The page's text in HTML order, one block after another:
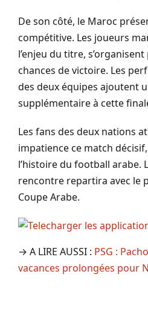
De son côté, le Maroc
compétitive. Les joueurs
l’enjeu du titre,
chances de victoire. Les
des deux équipes ajoutent
supplémentaire à cette
Les fans des deux nations
impatience ce match
l’histoire du football arabe.
rencontre repartira avec le
Coupe Arabe.
→ A LIRE AUSSI : PSG :
vacances prolongées pour